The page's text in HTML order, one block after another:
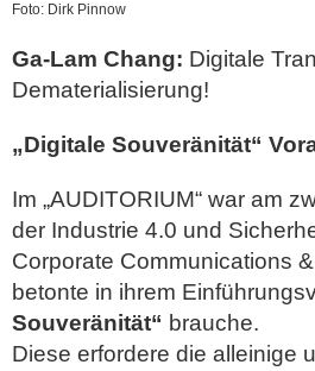
Foto: Dirk Pinnow
Ga-Lam Chang: Digitale
Dematerialisierung!
„Digitale Souveränität“
Im „AUDITORIUM“ war am
der Industrie 4.0 und
Corporate Communications &
betonte in ihrem
Souveränität“ brauche.
Diese erfordere die alleinige